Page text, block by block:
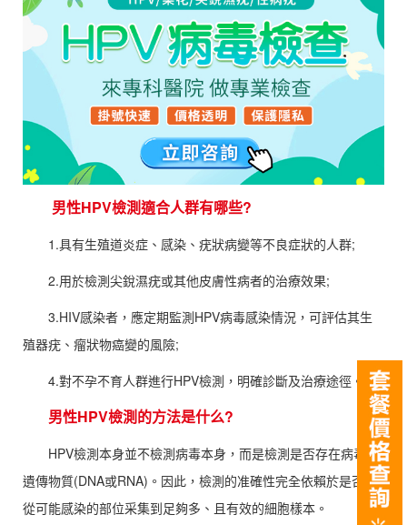
男性HPV檢測適合人群有哪些?
1.具有生殖道炎症、感染、疣狀病變等不良症狀的人群;
2.用於檢測尖銳濕疣或其他皮膚性病者的治療效果;
3.HIV感染者，應定期監測HPV病毒感染情況，可評估其生
殖器疣、瘤狀物癌變的風險;
4.對不孕不育人群進行HPV檢測，明確診斷及治療途徑。
男性HPV檢測的方法是什么?
HPV檢測本身並不檢測病毒本身，而是檢測是否存在病毒的
遺傳物質(DNA或RNA)。因此，檢測的准確性完全依賴於是否能
從可能感染的部位采集到足夠多、且有效的細胞樣本。